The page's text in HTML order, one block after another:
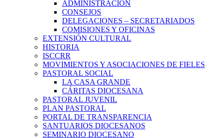
ADMINISTRACIÓN
CONSEJOS
DELEGACIONES – SECRETARIADOS
COMISIONES Y OFICINAS
EXTENSIÓN CULTURAL
HISTORIA
ISCCRR
MOVIMIENTOS Y ASOCIACIONES DE FIELES
PASTORAL SOCIAL
LA CASA GRANDE
CÁRITAS DIOCESANA
PASTORAL JUVENIL
PLAN PASTORAL
PORTAL DE TRANSPARENCIA
SANTUARIOS DIOCESANOS
SEMINARIO DIOCESANO